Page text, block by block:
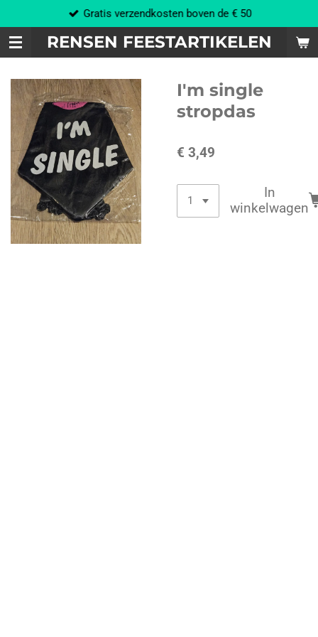
direct
naar
de
hoofdinhoud
RENSEN FEESTARTIKELEN
Gratis verzendkosten boven de € 50
I'm single
stropdas
€ 3,49
In
winkelwagen